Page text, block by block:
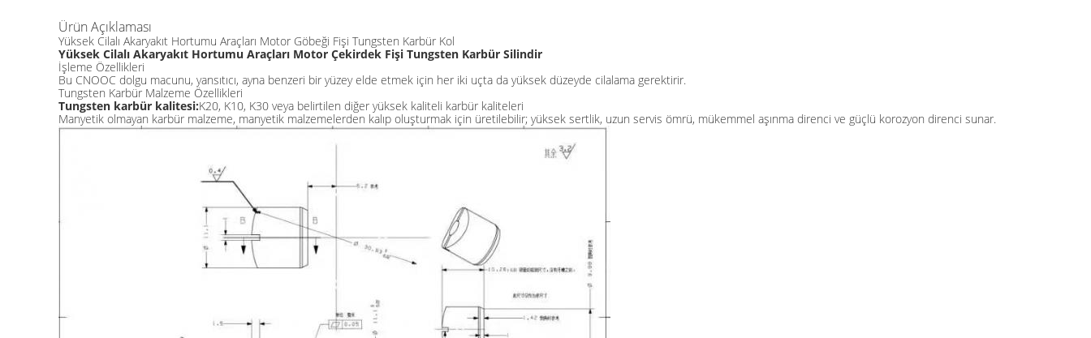
Ürün Açıklaması
Yüksek Cilalı Akaryakıt Hortumu Araçları Motor Göbeği Fişi Tungsten Karbür Kol
Yüksek Cilalı Akaryakıt Hortumu Araçları Motor Çekirdek Fişi Tungsten Karbür Silindir
İşleme Özellikleri
Bu CNOOC dolgu macunu, yansıtıcı, ayna benzeri bir yüzey elde etmek için her iki uçta da yüksek düzeyde cilalama gerektirir.
Tungsten Karbür Malzeme Özellikleri
Tungsten karbür kalitesi:K20, K10, K30 veya belirtilen diğer yüksek kaliteli karbür kaliteleri
Manyetik olmayan karbür malzeme, manyetik malzemelerden kalıp oluşturmak için üretilebilir; yüksek sertlik, uzun servis ömrü, mükemmel aşınma direnci ve güçlü korozyon direnci sunar.